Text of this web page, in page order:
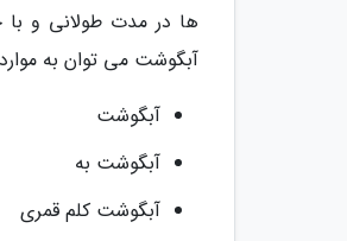
ها در مدت طولانی و
آبگوشت می توان به موارد
آبگوشت
آبگوشت به
آبگوشت کلم قمری